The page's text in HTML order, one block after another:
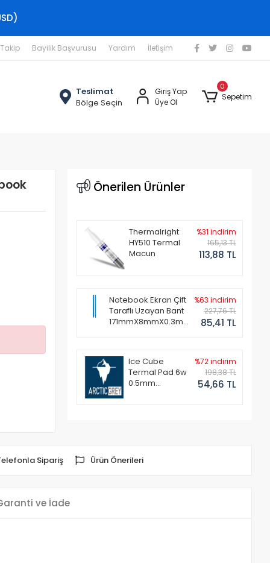
Bayilik Başvurusu Yardım İletişim
Teslimat
Bölge Seçin
Giriş Yap
Üye Ol
0
Sepetim
Önerilen Ürünler
Thermalright
HY510 Termal
Macun
%31 indirim
165,13 TL
113,88 TL
Notebook Ekran Çift
Taraflı Uzayan Bant
171mmX8mmX0.3mm
%63 indirim
227,76 TL
85,41 TL
Ice Cube
Termal Pad 6w
0.5mm
%72 indirim
198,38 TL
54,66 TL
Sipariş Ürün Önerileri
ve İade